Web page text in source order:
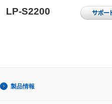
LP-S2200
製品情報